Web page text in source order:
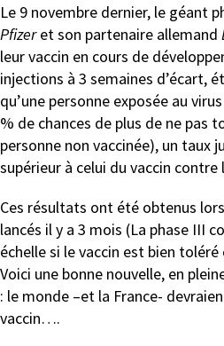
Le 9 novembre dernier, le géant
Pfizeret son partenaire allemand
leur vaccin en cours de
injections à 3 semaines d’écart,
qu’une personne exposée au
% de chances de plus de ne pas
personne non vaccinée), un taux
supérieur à celui du vaccin contre
Ces résultats ont été obtenus
lancés il y a 3 mois (La phase III
échelle si le vaccin est bien
Voici une bonne nouvelle, en
: le monde –et la France-
vaccin….